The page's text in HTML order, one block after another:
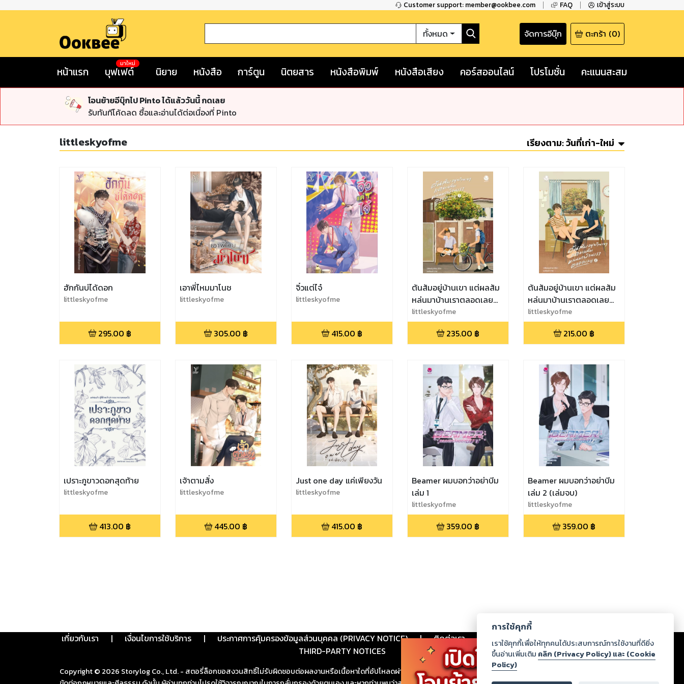
Customer support: member@ookbee.com FAQ เข้าสู่ระบบ
ทั้งหมด จัดการอีบุ๊ก ตะกร้า (0)
หน้าแรก บุฟเฟต์
มาใหม่
นิยาย หนังสือ การ์ตูน นิตยสาร หนังสือพิมพ์ หนังสือเสียง คอร์สออนไลน์ โปรโมชั่น คะแนนสะสม
โอนย้ายอีบุ๊กไป Pinto ได้แล้ววันนี้ กดเลย
รับทันทีโค้ดลด ซื้อและอ่านได้ต่อเนื่องที่ Pinto
littleskyofme เรียงตาม:วันที่เก่า-ใหม่
ฮักกันบ่ได้ดอก
littleskyofme
295.00 ฿
เอาพี่ไหมมาโนช
littleskyofme
305.00 ฿
จิ๋วแต่ไจ๋
littleskyofme
415.00 ฿
ต้นส้มอยู่บ้านเขา แต่ผลส้ม
หล่นมาบ้านเราตลอดเลย
เล่ม 1
littleskyofme
235.00 ฿
ต้นส้มอยู่บ้านเขา แต่ผลส้ม
หล่นมาบ้านเราตลอดเลย
เล่ม 2 (จบ)
littleskyofme
215.00 ฿
เปราะภูขาวดอกสุดท้าย
littleskyofme
413.00 ฿
เจ้าตามสั่ง
littleskyofme
445.00 ฿
Just one day แค่เพียงวัน
littleskyofme
415.00 ฿
Beamer ผมบอกว่าอย่าบีม
เล่ม 1
littleskyofme
359.00 ฿
Beamer ผมบอกว่าอย่าบีม
เล่ม 2 (เล่มจบ)
littleskyofme
359.00 ฿
เกี่ยวกับเรา | เงื่อนไขการใช้บริการ | ประกาศการคุ้มครองข้อมูลส่วนบุคคล (PRIVACY NOTICE) | ติดต่อเรา ร่วมงานกับเรา ดาวน์โหลด
THIRD-PARTY NOTICES
Copyright © 2026 Storylog Co., Ltd. - สตอรี่ล็อกขอสงวนสิทธิ์ไม่รับผิดชอบต่อผลงานหรือเนื้อหาใดที่อัปโหลดผ่านเว็บไซต์และปรากฏว่าละเมิดสิทธิในทรัพย์สินทางปัญญาของบุคคลอื่นหรือ
การใช้คุกกี้
เราใช้คุกกี้เพื่อให้ทุกคนได้ประสบการณ์การใช้งานที่ดียิ่ง
ขึ้นอ่านเพิ่มเติม คลิก (Privacy Policy) และ (Cookie
Policy)